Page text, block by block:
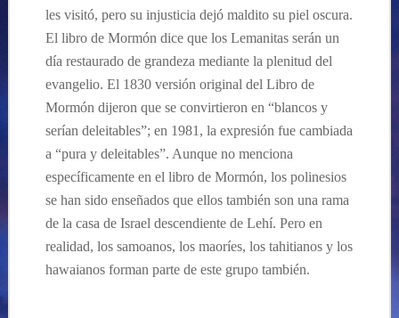
les visitó, pero su injusticia dejó maldito su piel oscura.
El libro de Mormón dice que los Lemanitas serán un
día restaurado de grandeza mediante la plenitud del
evangelio. El 1830 versión original del Libro de
Mormón dijeron que se convirtieron en “blancos y
serían deleitables”; en 1981, la expresión fue cambiada
a “pura y deleitables”. Aunque no menciona
específicamente en el libro de Mormón, los polinesios
se han sido enseñados que ellos también son una rama
de la casa de Israel descendiente de Lehí. Pero en
realidad, los samoanos, los maoríes, los tahitianos y los
hawaianos forman parte de este grupo también.